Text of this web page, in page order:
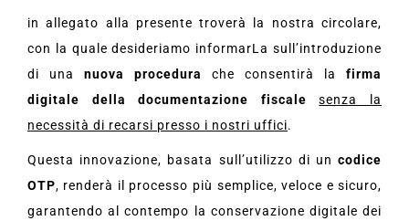
in allegato alla presente troverà la nostra circolare,
con la quale desideriamo informarLa sull’introduzione
di una nuova procedura che consentirà lafirma
digitale della documentazione fiscale
senza la
necessità di recarsi presso i nostri uffici.
Questa innovazione, basata sull’utilizzo di uncodice
OTP, renderà il processo più semplice, veloce e sicuro,
garantendo al contempo la conservazione digitale dei